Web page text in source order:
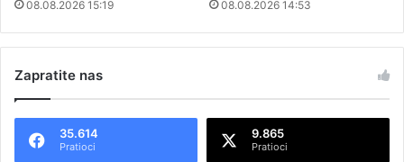
08.08.2026 15:19 08.08.2026 14:53
Zapratite nas
35.614
Pratioci
9.865
Pratioci